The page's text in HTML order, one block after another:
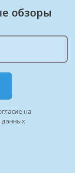
обзоры
на
данных